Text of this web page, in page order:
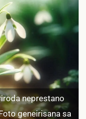
neprestano
geneirisana sa